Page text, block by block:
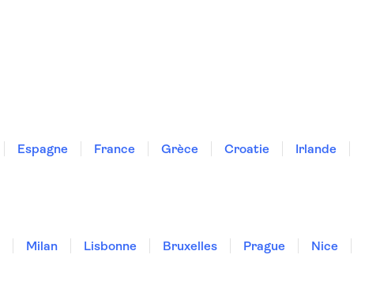
Espagne France Grèce Croatie
Irlande
Milan Lisbonne Bruxelles Prague
Nice